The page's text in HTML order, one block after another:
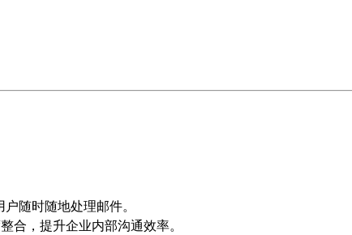
随时随地处理邮件。
合，提升企业内部沟通效率。